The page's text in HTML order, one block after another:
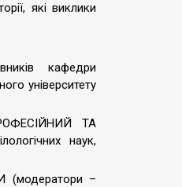
які виклики
кафедри
університету
ТА
наук,
(модератори –